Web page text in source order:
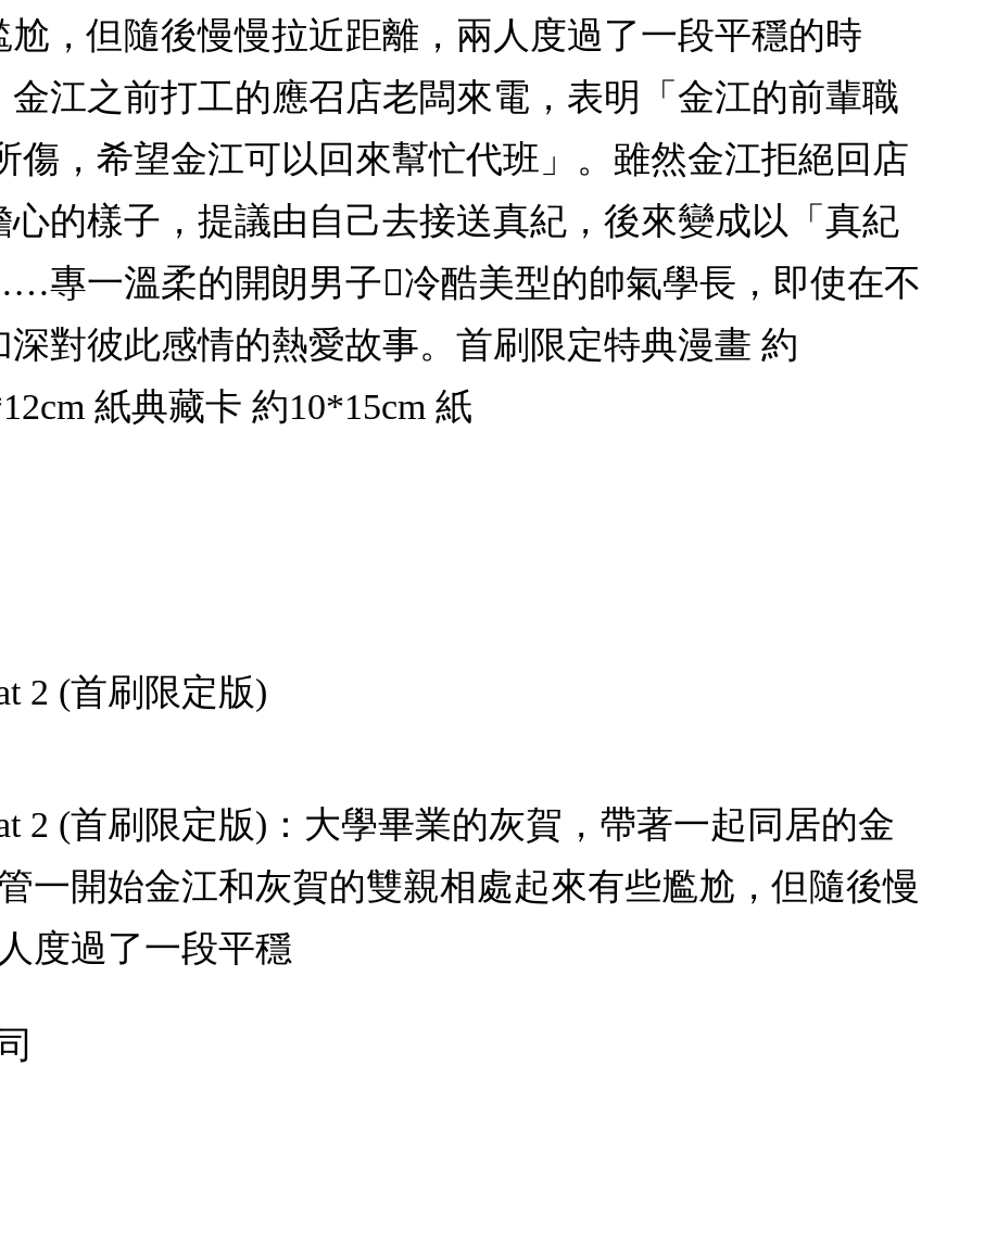
，但隨後慢慢拉近距離，兩人度過了一段平穩的時
江之前打工的應召店老闆來電，表明「金江的前輩職
傷，希望金江可以回來幫忙代班」。雖然金江拒絕回店
的樣子，提議由自己去接送真紀，後來變成以「真紀
專一溫柔的開朗男子冷酷美型的帥氣學長，即使在不
對彼此感情的熱愛故事。首刷限定特典漫畫 約
紙典藏卡 約10*15cm 紙
2 (首刷限定版)
2 (首刷限定版)：大學畢業的灰賀，帶著一起同居的金
一開始金江和灰賀的雙親相處起來有些尷尬，但隨後慢
度過了一段平穩